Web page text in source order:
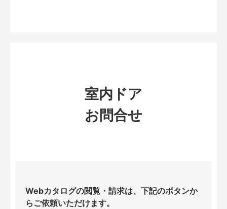
室内ドア
お問合せ
Webカタログの閲覧・請求は、下記のボタンか
らご依頼いただけます。